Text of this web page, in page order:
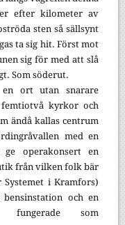
efter kilometer av
sten så sällsynt
ta sig hit. Först mot
sig för med att slå
Som söderut.
ort utan snarare
kyrkor och
ändå kallas centrum
med en
operakonsert en
från vilken folk bär
i Kramfors)
och en
som